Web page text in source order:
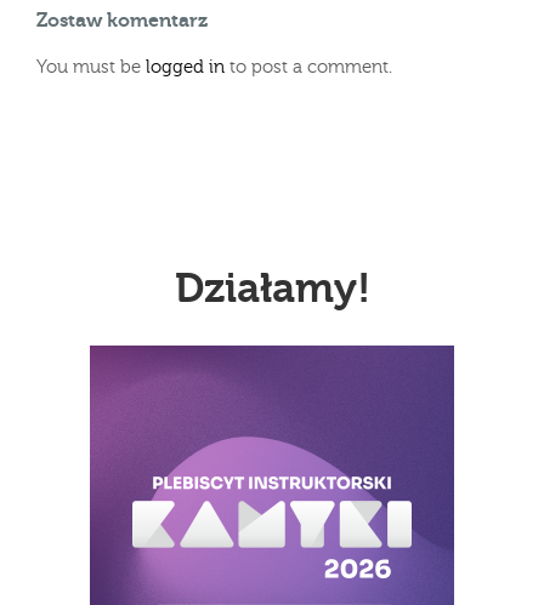
Zostaw komentarz
You must be logged in to post a comment.
Działamy!